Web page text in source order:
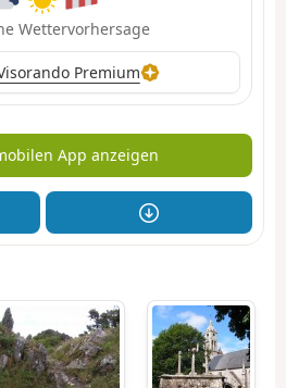
Wettervorhersage
Premium
App anzeigen